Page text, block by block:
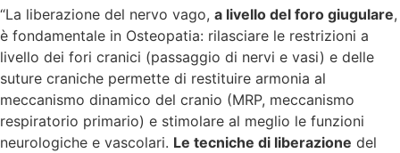
“La liberazione del nervo vago, a livello del foro giugulare,
è fondamentale in Osteopatia: rilasciare le restrizioni a
livello dei fori cranici (passaggio di nervi e vasi) e delle
suture craniche permette di restituire armonia al
meccanismo dinamico del cranio (MRP, meccanismo
respiratorio primario) e stimolare al meglio le funzioni
neurologiche e vascolari. Le tecniche di liberazione del